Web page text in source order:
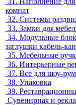
комнат
32. Системы
33. Замки для
34. Модульные
заглушки кабель-
35. Мебельные
36. Интерьерные
37. Все для шоу-
38. Упаковка
39.
Сувенирная и